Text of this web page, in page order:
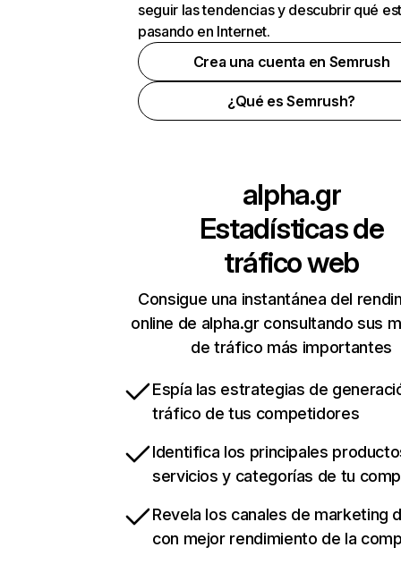
seguir las tendencias y descubrir qué
pasando en Internet.
Crea una cuenta en Semrush
¿Qué es Semrush?
alpha.gr
Estadísticas de
tráfico web
Consigue una instantánea del
online de alpha.gr consultando sus
de tráfico más importantes
Espía las estrategias de
tráfico de tus competidores
Identifica los principales
servicios y categorías de tu
Revela los canales de marketing
con mejor rendimiento de la